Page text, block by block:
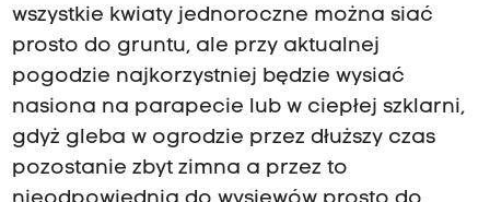
wszystkie kwiaty jednoroczne można siać
prosto do gruntu, ale przy aktualnej
pogodzie najkorzystniej będzie wysiać
nasiona na parapecie lub w ciepłej szklarni,
gdyż gleba w ogrodzie przez dłuższy czas
pozostanie zbyt zimna a przez to